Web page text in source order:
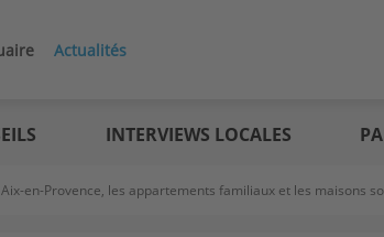
Actualités
INTERVIEWS LOCALES
Aix-en-Provence, les appartements familiaux et les maisons